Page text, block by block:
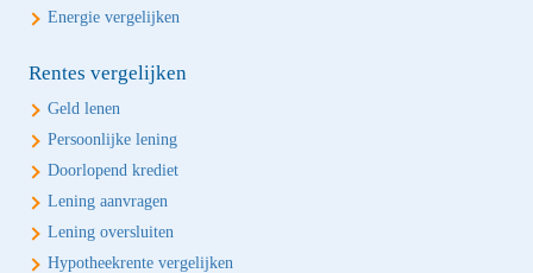
Energie vergelijken
Rentes vergelijken
Geld lenen
Persoonlijke lening
Doorlopend krediet
Lening aanvragen
Lening oversluiten
Hypotheekrente vergelijken